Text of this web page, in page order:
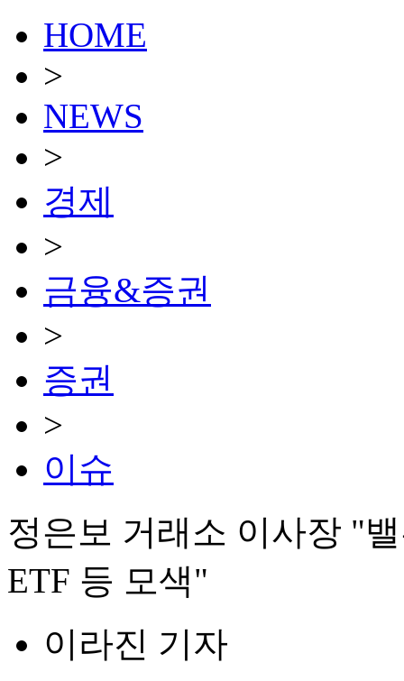
HOME
>
NEWS
>
경제
>
금융&증권
>
증권
>
이슈
정은보 거래소 이사장 "
ETF 등 모색"
이라진 기자